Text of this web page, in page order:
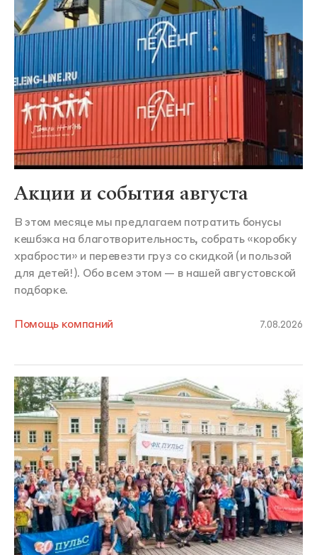
Акции и события августа
В этом месяце мы предлагаем потратить бонусы
кешбэка на благотворительность, собрать «коробку
храбрости» и перевезти груз со скидкой (и пользой
для детей!). Обо всем этом — в нашей августовской
подборке.
Помощь компаний 7.08.2026